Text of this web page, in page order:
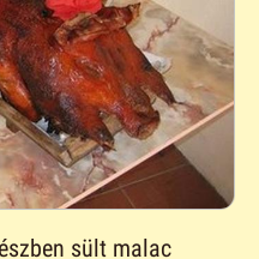
sült malac